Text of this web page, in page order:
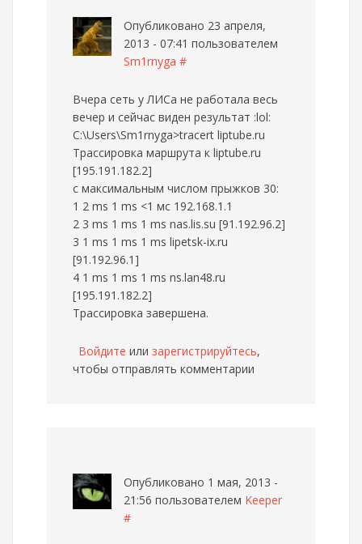
Опубликовано 23 апреля,
2013 - 07:41 пользователем
Sm1rnyga #
Вчера сеть у ЛИСа не работала весь
вечер и сейчас виден результат :lol:
C:\Users\Sm1rnyga>tracert liptube.ru
Трассировка маршрута к liptube.ru
[195.191.182.2]
с максимальным числом прыжков 30:
1 2 ms 1 ms <1 мс 192.168.1.1
2 3 ms 1 ms 1 ms nas.lis.su [91.192.96.2]
3 1 ms 1 ms 1 ms lipetsk-ix.ru
[91.192.96.1]
4 1 ms 1 ms 1 ms ns.lan48.ru
[195.191.182.2]
Трассировка завершена.
Войдите или зарегистрируйтесь,
чтобы отправлять комментарии
Опубликовано 1 мая, 2013 -
21:56 пользователем Keeper
#